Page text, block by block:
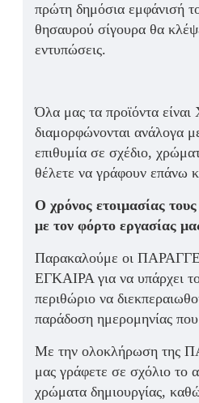
πρώτη δημόσια εμφάνισή
θησαυρού σίγουρα θα
εντυπώσεις.
Όλα μας τα προϊόντα
διαμορφώνονται ανάλογα
επιθυμία σε σχέδιο,
θέλετε να γράφουν επάνω
Ο χρόνος ετοιμασίας
με τον φόρτο εργασίας
Παρακαλούμε οι
ΕΓΚΑΙΡΑ για να υπάρχει
περιθώριο να
παράδοση ημερομηνίας που
Με την ολοκλήρωση της
μας γράφετε σε σχόλιο το
χρώματα δημιουργίας,